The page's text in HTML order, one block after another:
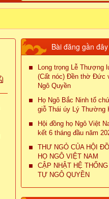
Bài đăng gần đây
Long trọng Lễ Thượng
(Cất nóc) Đền thờ Đức
Ngô Quyền
Họ Ngô Bắc Ninh tổ
giỗ Thái úy Lý Thường
Hội đồng họ Ngô Việt
kết 6 tháng đầu năm
THƯ NGỎ CỦA HỘI
HỌ NGÔ VIỆT NAM
CẬP NHẬT HỆ
TỰ NGÔ QUYỀN